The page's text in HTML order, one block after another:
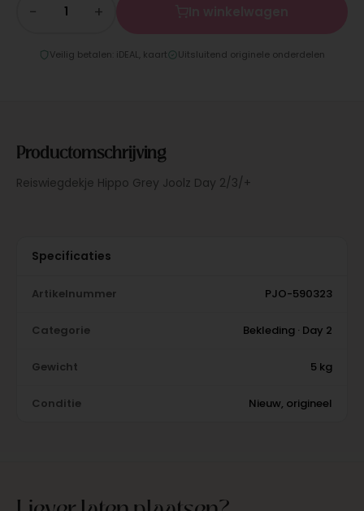
− +
Veilig betalen: iDEAL, kaart Uitsluitend originele onderdelen
Productomschrijving
Reiswiegdekje Hippo Grey Joolz Day 2/3/+
Specificaties
Artikelnummer PJO-590323
Categorie Bekleding · Day 2
Gewicht 5 kg
Conditie Nieuw, origineel